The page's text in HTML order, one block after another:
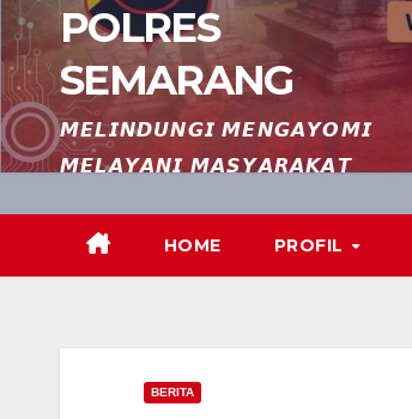
POLRES
SEMARANG
𝙈𝙀𝙇𝙄𝙉𝘿𝙐𝙉𝙂𝙄 𝙈𝙀𝙉𝙂𝘼𝙔𝙊𝙈𝙄
𝙈𝙀𝙇𝘼𝙔𝘼𝙉𝙄 𝙈𝘼𝙎𝙔𝘼𝙍𝘼𝙆𝘼𝙏
HOME PROFIL
BERITA